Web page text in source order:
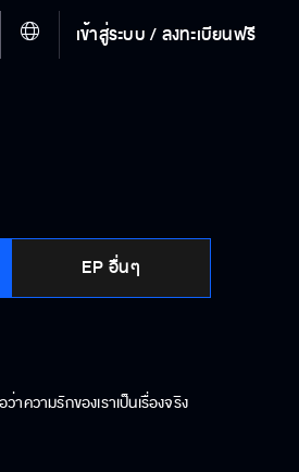
เข้าสู่ระบบ / ลงทะเบียนฟรี
EP อื่นๆ
ว่าฉันยังรักเธออยู่นะ
ว่าความรักของเราเป็นเรื่องจริง